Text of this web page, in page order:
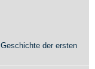
der ersten